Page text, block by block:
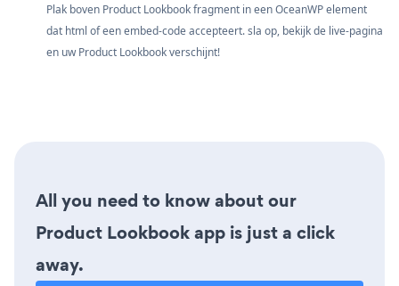
Plak boven Product Lookbook fragment in een OceanWP element
dat html of een embed-code accepteert. sla op, bekijk de live-pagina
en uw Product Lookbook verschijnt!
All you need to know about our
Product Lookbook app is just a click
away.